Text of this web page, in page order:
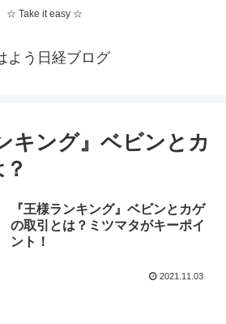
☆ Take it easy ☆
よう日経ブログ
キング』ベビンとカ
『王様ランキング』ベビンとカゲ
の取引とは？ミツマタがキーポイ
ント！
2021.11.03